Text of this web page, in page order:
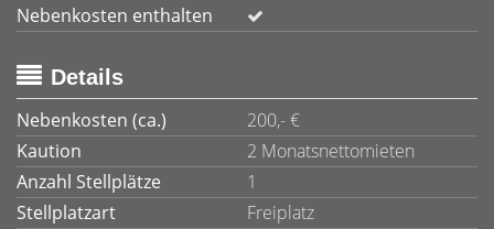
Nebenkosten enthalten
Details
Nebenkosten (ca.)
200,- €
Kaution
2 Monatsnettomieten
Anzahl Stellplätze
1
Stellplatzart
Freiplatz